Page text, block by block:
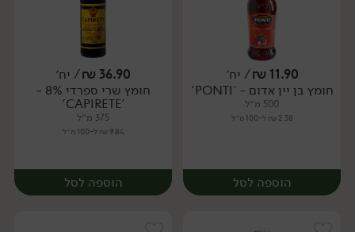
יח׳ יח׳
11.90
₪/ יח׳
חומץ בן יין אדום - 'PONTI'
500 מ״ל
2.38 ₪ ל-100 מ״ל
הוספה לסל
36.90
₪/ יח׳
חומץ שרי ספרדי 8% -
'CAPIRETE'
375 מ״ל
9.84 ₪ ל-100 מ״ל
הוספה לסל